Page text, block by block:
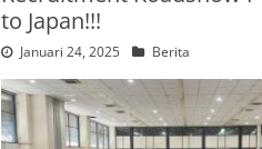
to Japan!!!
Januari 24, 2025 Berita